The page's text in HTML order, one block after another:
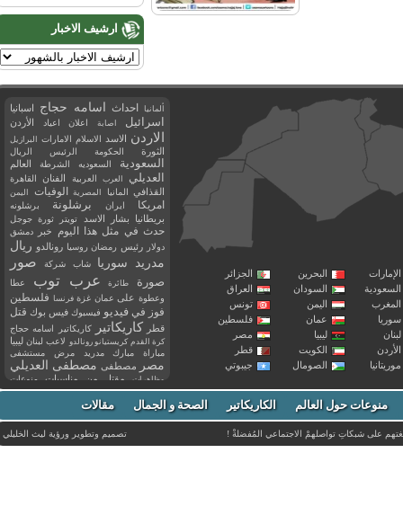
ارشيف الاخبار
البحرين
الجزائر
السودان
العراق
اليمن
تونس
عمان
فلسطين
ليبيا
مصر
الكويت
قطر
الصومال جيبوتي
ألمانيا احداث اسامه حجاج اسبانيا
اسرائيل اصابة اعلان اعياد الأردن
الاردن الاسد الاسلام الامارات البرازيل
الثورة الحكومة الرئيس الريال
السعودية السعوديه الشرطة العالم
العديلي العرب العربية الفنان القاهرة
القذافي المانيا المصرية الوفيات اليمن
امريكا ايران برشلونة برشلونه
بريطانيا بشار الاسد تويتر ثورة جوجل
حدث في مثل هذا اليوم خبر دمشق
دولار رئيس رمضان روسيا رونالدو ريال
مدريد
سوريا شاب شركة صور
صورة طائرة عرب توب
عطا
وعطوة على عمان غزة فرنسا فلسطين
فوز في فيديو فيسبوك فيس بوك قتل
قطر كاريكاتير كاريكاتير اسامه حجاج
كرة القدم كريستيانو رونالدو لاعب لبنان ليبيا
مباراة مبارك مدريد مرض مستشفى
مصر مصطفى مصطفى العديلي
مظاهرات مقتل من مناسبات
منوعات
مواليد
موت ميسي ميلان نادي نشر
وفاة وفيات يوتيوب منوعات حول العالم الكاريكاتير الصحة و الجمال مقالات
على شبكاتِ تواصلهمْ الاجتماعي المُفضلةْ ! تصميم وتطوير ورؤيةليث الخليلي